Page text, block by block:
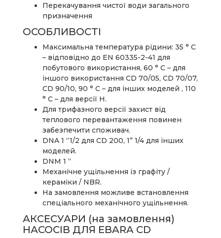
Перекачування чистої води загального
призначення
ОСОБЛИВОСТІ
Максимальна температура рідини: 35 ° С
– відповідно до EN 60335-2-41 для
побутового використання, 60 ° С – для
іншого використання CD 70/05, CD 70/07,
CD 90/10, 90 ° С – для інших моделей , 110
° С – для версії Н.
Для трифазного версії захист від
теплового перевантаження повинен
забезпечити споживач.
DNA 1 “1/2 для CD 200, 1” 1/4 для інших
моделей.
DNM 1 “
Механічне ущільнення із графіту /
кераміки / NBR.
На замовлення можливе встановлення
спеціального механічного ущільнення.
АКСЕСУАРИ (на замовлення)
НАСОСІВ ДЛЯ EBARA CD